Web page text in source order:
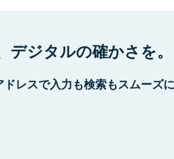
デジタルの確かさを。
ドレスで入力も検索もスムーズ